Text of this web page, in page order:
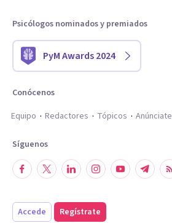
Psicólogos nominados y premiados
PyM Awards 2024
Conócenos
Equipo
Redactores Tópicos Anúnciate
Síguenos
Accede Regístrate